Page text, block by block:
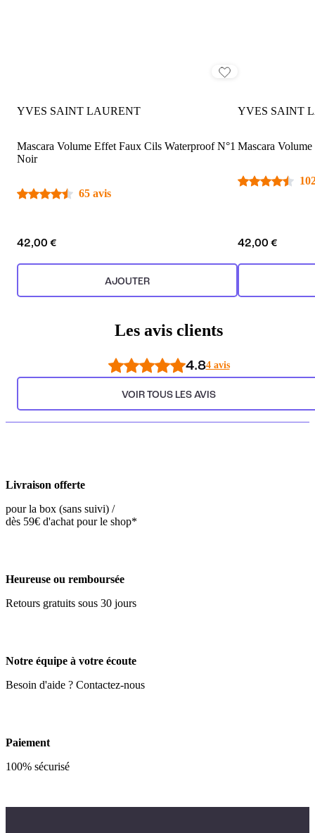
YVES SAINT LAURENT
Mascara Volume Effet Faux Cils Waterproof N°1
Noir
65 avis
42,00 €
AJOUTER
YVES SAINT
Mascara
42,00 €
Les avis clients
4.84 avis
VOIR TOUS LES AVIS
Livraison offerte
pour la box (sans suivi) /
dès 59€ d'achat pour le shop*
Heureuse ou remboursée
Retours gratuits sous 30 jours
Notre équipe à votre écoute
Besoin d'aide ? Contactez-nous
Paiement
100% sécurisé